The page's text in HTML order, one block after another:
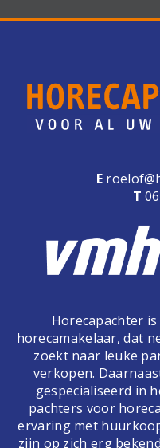
E
T
Horecapachter
horecamakelaar, dat
zoekt naar leuke
verkopen.
gespecialiseerd in
pachters voor
ervaring met
zijn op zich erg